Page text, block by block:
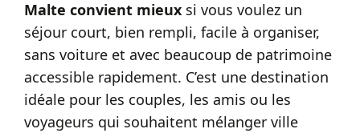
Malte convient mieux si vous voulez un
séjour court, bien rempli, facile à organiser,
sans voiture et avec beaucoup de patrimoine
accessible rapidement. C’est une destination
idéale pour les couples, les amis ou les
voyageurs qui souhaitent mélanger ville